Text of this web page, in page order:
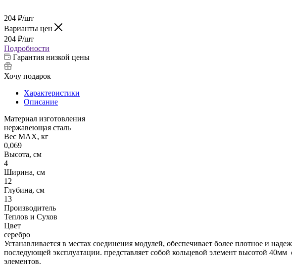
204 ₽/шт
Варианты цен
204 ₽/шт
Подробности
Гарантия низкой цены
Хочу подарок
Характеристики
Описание
Материал изготовления
нержавеющая сталь
Вес МАХ, кг
0,069
Высота, см
4
Ширина, см
12
Глубина, см
13
Производитель
Теплов и Сухов
Цвет
серебро
Устанавливается в местах соединения модулей, обеспечивает более плотное и
последующей эксплуатации. представляет собой кольцевой элемент высотой
элементов.